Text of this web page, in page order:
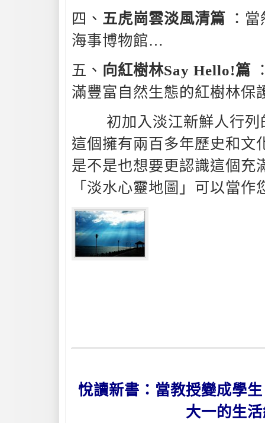
四、 五虎崗雲淡風清篇 ：
海事博物館…
五、 向紅樹林Say Hello!篇
滿豐富自然生態的紅樹林保
初加入淡江新鮮人行列
這個擁有兩百多年歷史和文
是不是也想要更認識這個充
「淡水心靈地圖」可以當作
悅讀新書：當教授變成學
大一的生